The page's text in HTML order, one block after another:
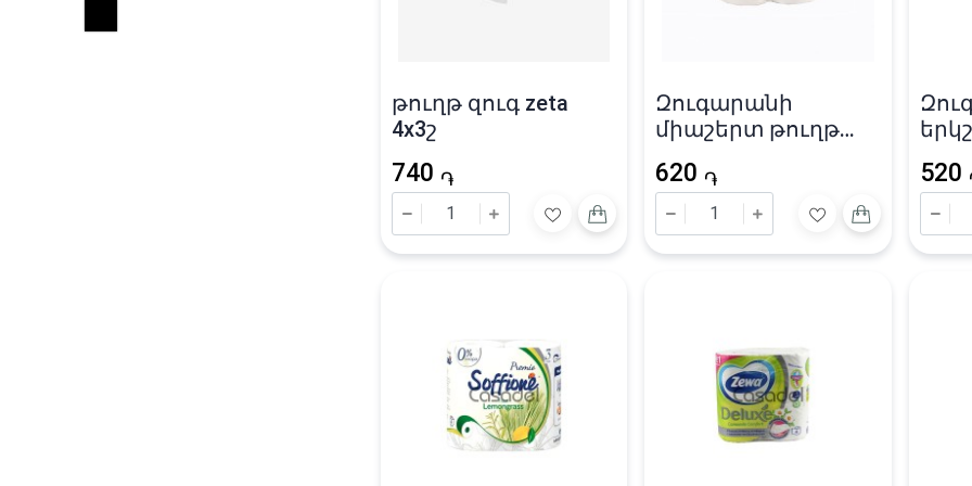
թուղթ զուգ zeta
4x3շ
740 ֏
Զուգարանի
միաշերտ թուղթ
620 ֏ 520